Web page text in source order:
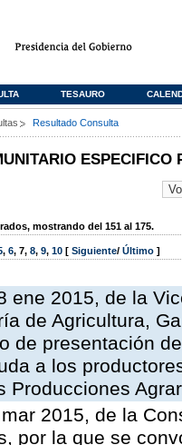
TESAURO
Resultado Consulta
ESPECIFICO
mostrando del 151 al 175.
, 6, 7, 8, 9, 10 [ Siguiente/ Último ]
ene 2015, de la
de Agricultura,
de presentación
a los
Producciones
2015, de la
por la que se